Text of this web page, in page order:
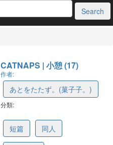
Search
CATNAPS | 小憩 (17)
作者:
あとをたたず。(菓子子。)
分類:
短篇 同人